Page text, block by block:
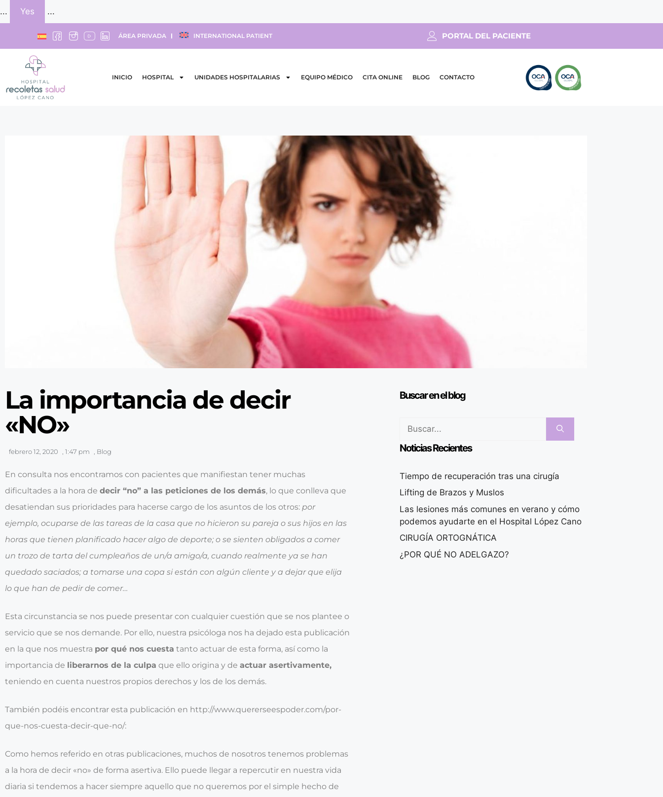
... Yes ...
ÁREA PRIVADA INTERNATIONAL PATIENT PORTAL DEL PACIENTE
INICIO HOSPITAL UNIDADES HOSPITALARIAS EQUIPO MÉDICO CITA ONLINE BLOG CONTACTO
La importancia de decir
«NO»
febrero 12, 2020 1:47 pm Blog
En consulta nos encontramos con pacientes que manifiestan tener muchas
dificultades a la hora de decir “no” a las peticiones de los demás, lo que conlleva que
desatiendan sus prioridades para hacerse cargo de los asuntos de los otros: por
ejemplo, ocuparse de las tareas de la casa que no hicieron su pareja o sus hijos en las
horas que tienen planificado hacer algo de deporte; o se sienten obligados a comer
un trozo de tarta del cumpleaños de un/a amigo/a, cuando realmente ya se han
quedado saciados; a tomarse una copa si están con algún cliente y a dejar que elija
lo que han de pedir de comer…
Esta circunstancia se nos puede presentar con cualquier cuestión que se nos plantee o
servicio que se nos demande. Por ello, nuestra psicóloga nos ha dejado esta publicación
en la que nos muestra por qué nos cuesta tanto actuar de esta forma, así como la
importancia de liberarnos de la culpa que ello origina y de actuar asertivamente,
teniendo en cuenta nuestros propios derechos y los de los demás.
También podéis encontrar esta publicación en http://www.quererseespoder.com/por-
que-nos-cuesta-decir-que-no/:
Como hemos referido en otras publicaciones, muchos de nosotros tenemos problemas
a la hora de decir «no» de forma asertiva. Ello puede llegar a repercutir en nuestra vida
diaria si tendemos a hacer siempre aquello que no queremos por el simple hecho de
Buscar en el blog
Noticias Recientes
Tiempo de recuperación tras una cirugía
Lifting de Brazos y Muslos
Las lesiones más comunes en verano y cómo
podemos ayudarte en el Hospital López Cano
CIRUGÍA ORTOGNÁTICA
¿POR QUÉ NO ADELGAZO?